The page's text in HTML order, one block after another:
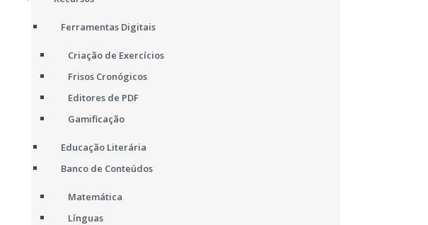
Ferramentas Digitais
Criação de Exercícios
Frisos Cronógicos
Editores de PDF
Gamificação
Educação Literária
Banco de Conteúdos
Matemática
Línguas